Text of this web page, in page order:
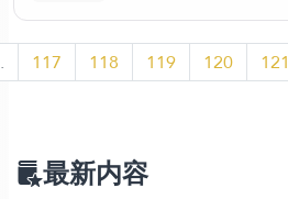
117 118 119 120 121
最新内容